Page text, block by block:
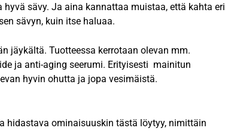
sävy. Ja aina kannattaa muistaa, että kahta eri
sävyn, kuin itse haluaa.
jäykältä. Tuotteessa kerrotaan olevan mm.
ja anti-aging seerumi. Erityisesti mainitun
hyvin ohutta ja jopa vesimäistä.
hidastava ominaisuuskin tästä löytyy, nimittäin